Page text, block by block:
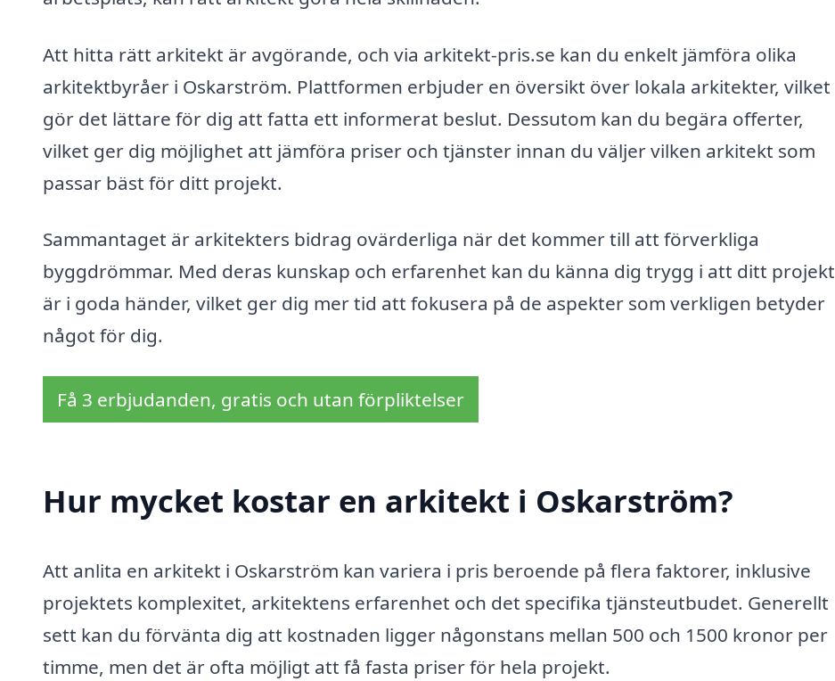
Att hitta rätt arkitekt är avgörande, och via arkitekt-pris.se kan du enkelt jämföra olika
arkitektbyråer i Oskarström. Plattformen erbjuder en översikt över lokala arkitekter, vilket
gör det lättare för dig att fatta ett informerat beslut. Dessutom kan du begära offerter,
vilket ger dig möjlighet att jämföra priser och tjänster innan du väljer vilken arkitekt som
passar bäst för ditt projekt.
Sammantaget är arkitekters bidrag ovärderliga när det kommer till att förverkliga
byggdrömmar. Med deras kunskap och erfarenhet kan du känna dig trygg i att ditt projekt
är i goda händer, vilket ger dig mer tid att fokusera på de aspekter som verkligen betyder
något för dig.
Få 3 erbjudanden, gratis och utan förpliktelser
Hur mycket kostar en arkitekt i Oskarström?
Att anlita en arkitekt i Oskarström kan variera i pris beroende på flera faktorer, inklusive
projektets komplexitet, arkitektens erfarenhet och det specifika tjänsteutbudet. Generellt
sett kan du förvänta dig att kostnaden ligger någonstans mellan 500 och 1500 kronor per
timme, men det är ofta möjligt att få fasta priser för hela projekt.